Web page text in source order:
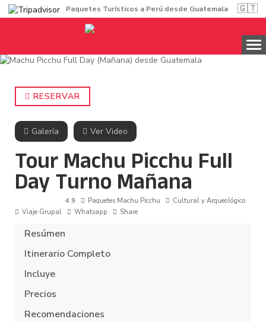
Paquetes Turísticos a Perú desde Guatemala 🇬🇹
RESERVAR
Galería Ver Video
Tour Machu Picchu Full
Day Turno Mañana
4.9 Paquetes Machu Picchu
Cultural y Arqueológico
Viaje Grupal
Whatsapp Share
Resúmen
Itinerario Completo
Incluye
Precios
Recomendaciones